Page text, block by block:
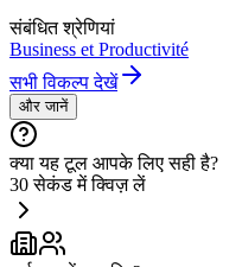
संबंधित श्रेणियां
Business et Productivité
सभी विकल्प देखें
और जानें
क्या यह टूल आपके लिए सही है?
30 सेकंड में क्विज़ लें